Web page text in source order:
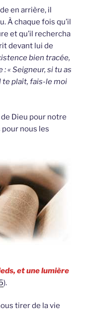
en arrière, il
À chaque fois qu’il
et qu’il rechercha
devant lui de
bien tracée,
« Seigneur, si tu as
te plaît, fais-le moi
Dieu pour notre
nous les
et une lumière
).
tirer de la vie